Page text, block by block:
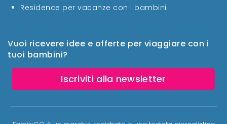
Vuoi ricevere idee e offerte per viaggiare con i
tuoi bambini?
Iscriviti alla newsletter
Residence per vacanze con i bambini